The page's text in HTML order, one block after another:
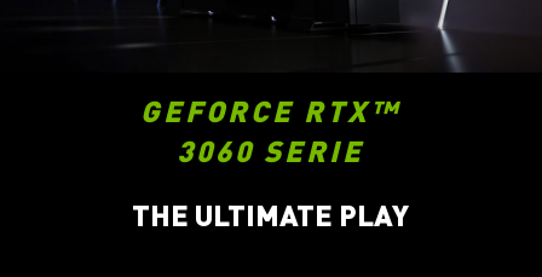
GEFORCE RTX™
3060 SERIE
THE ULTIMATE PLAY